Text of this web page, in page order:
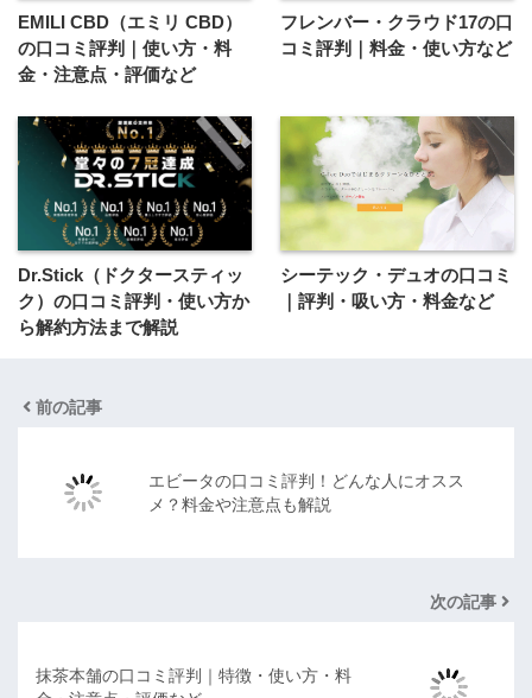
EMILI CBD（エミリ CBD）
の口コミ評判｜使い方・料
金・注意点・評価など
フレンバー・クラウド17の口
コミ評判｜料金・使い方など
Dr.Stick（ドクタースティッ
ク）の口コミ評判・使い方か
ら解約方法まで解説
シーテック・デュオの口コミ
｜評判・吸い方・料金など
前の記事
エビータの口コミ評判！どんな人にオスス
メ？料金や注意点も解説
次の記事
抹茶本舗の口コミ評判｜特徴・使い方・料